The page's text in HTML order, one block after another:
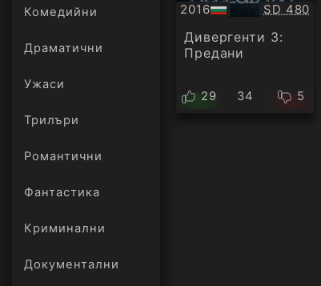
Комедийни
Драматични
Ужаси
Трилъри
онлайн
Романтични
Фантастика
Криминални
Документални
2016
БГ
аудио
Качество:
SD 480
Дивергенти 3:
Предани
29 34 5